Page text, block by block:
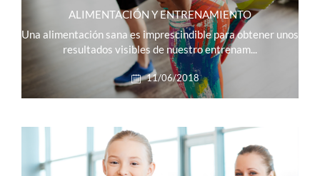
ALIMENTACIÓN Y ENTRENAMIENTO
Una alimentación sana es imprescindible para obtener unos
resultados visibles de nuestro entrenam...
11/06/2018